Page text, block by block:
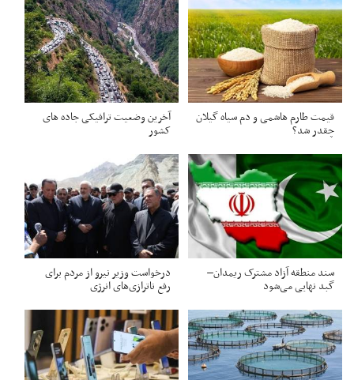
قیمت طارم هاشمی و دم سیاه گیلان
چقدر شد؟
آخرین وضعیت ترافیکی جاده های
کشور
سند منطقه آزاد مشترک ریمدان–
گبد نهایی می‌شود
درخواست وزیر نیرو از مردم برای
رفع ناترازی‌های انرژی